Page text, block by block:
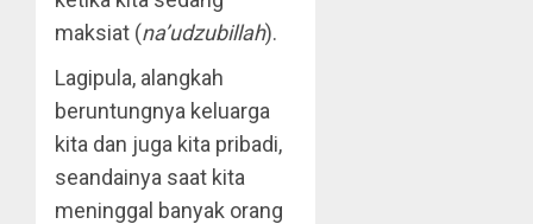
maksiat (na’udzubillah).
Lagipula, alangkah
beruntungnya keluarga
kita dan juga kita pribadi,
seandainya saat kita
meninggal banyak orang